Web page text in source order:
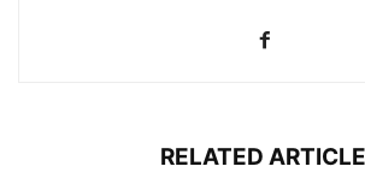
RELATED